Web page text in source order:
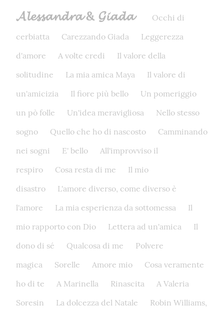
𝓐𝓵𝓮𝓼𝓼𝓪𝓷𝓭𝓻𝓪 & 𝓖𝓲𝓪𝓭𝓪
Occhi di
cerbiatta
Carezzando Giada
Leggerezza
d'amore
A volte credi
Il valore della
solitudine
La mia amica Maya
Il valore di
un'amicizia
Il fiore più bello
Un pomeriggio
un pò folle
Un'idea meravigliosa
Nello stesso
sogno
Quello che ho di nascosto
Camminando
nei sogni
E' bello
All'improvviso il
respiro
Cosa resta di me
Il mio
disastro
L'amore diverso, come diverso è
l'amore
La mia esperienza da sottomessa
Il
mio rapporto con Dio
Lettera ad un'amica
Il
dono di sé
Qualcosa di me
Polvere
magica
Sorelle Amore mio
Cosa veramente
ho di te
A Marinella Rinascita
A Valeria
Soresin
La dolcezza del Natale
Robin Williams,